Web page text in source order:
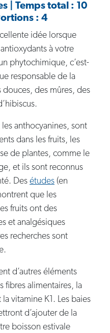
| Temps total : 10
: 4
idée lorsque
à votre
phytochimique, c’est-
responsable de la
des mûres, des
anthocyanines, sont
dans les fruits, les
de plantes, comme le
et ils sont reconnus
Des études (en
que les
fruits ont des
et analgésiques
recherches sont
d’autres éléments
fibres alimentaires, la
vitamine K1. Les baies
d’ajouter de la
boisson estivale